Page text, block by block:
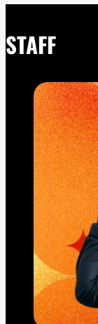
STAFF